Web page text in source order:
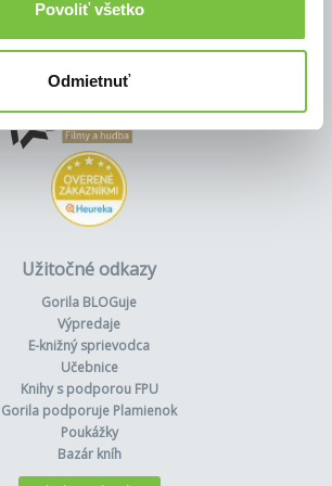
Povoliť všetko
Odmietnuť
Užitočné odkazy
Gorila BLOGuje
Výpredaje
E-knižný sprievodca
Učebnice
Knihy s podporou FPU
Gorila podporuje Plamienok
Poukážky
Bazár kníh